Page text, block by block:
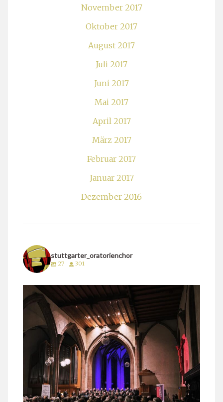
November 2017
Oktober 2017
August 2017
Juli 2017
Juni 2017
Mai 2017
April 2017
März 2017
Februar 2017
Januar 2017
Dezember 2016
stuttgarter_oratorienchor
27 301
stuttgarter_oratorienchor
März 24